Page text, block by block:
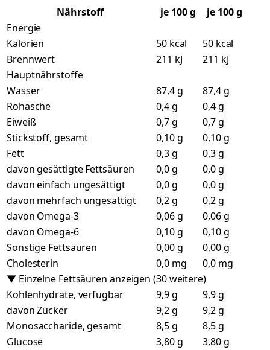
Nährstoff je 100g
je 100 g
Energie
Kalorien
50 kcal
50 kcal
Brennwert
211 kJ
211 kJ
Hauptnährstoffe
Wasser
87,4 g
87,4 g
Rohasche
0,4 g
0,4 g
Eiweiß
0,7 g
0,7 g
Stickstoff, gesamt
0,10 g
0,10 g
Fett
0,3 g
0,3 g
davon gesättigte Fettsäuren
0,0 g
0,0 g
davon einfach ungesättigt
0,0 g
0,0 g
davon mehrfach ungesättigt
0,2 g
0,2 g
davon Omega-3
0,06 g
0,06 g
davon Omega-6
0,10 g
0,10 g
Sonstige Fettsäuren
0,00 g
0,00 g
Cholesterin
0,0 mg
0,0 mg
▼ Einzelne Fettsäuren anzeigen (30 weitere)
Kohlenhydrate, verfügbar
9,9 g
9,9 g
davon Zucker
9,2 g
9,2 g
Monosaccharide, gesamt
8,5 g
8,5 g
Glucose
3,80 g
3,80 g